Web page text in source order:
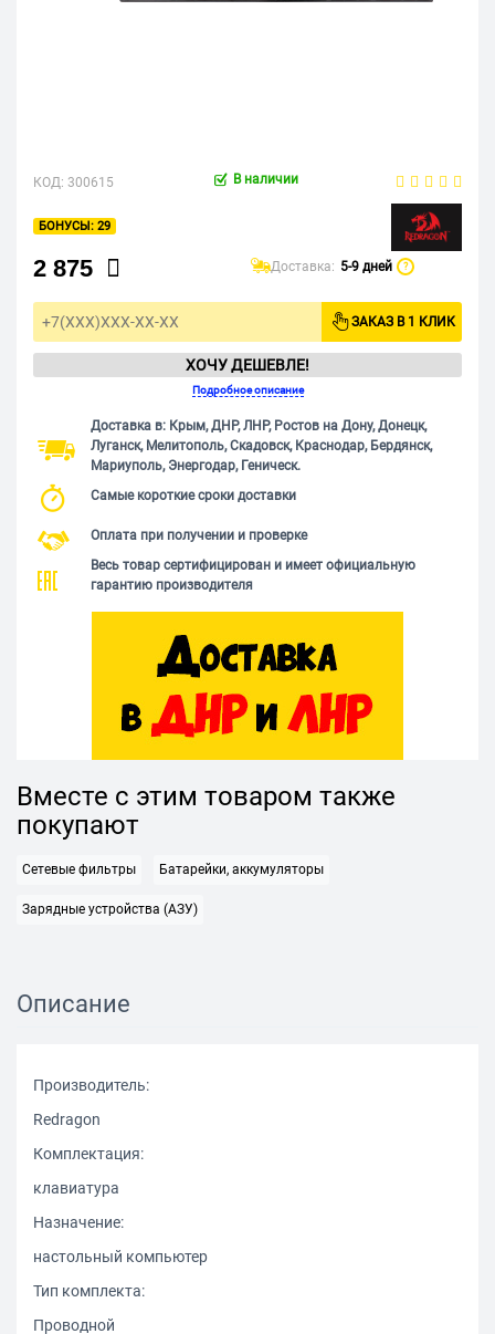
КОД: 300615 В наличии
29
2 875 Доставка: 5-9 дней ?
ЗАКАЗ В 1 КЛИК
ХОЧУ ДЕШЕВЛЕ!
Подробное описание
Доставка в: Крым, ДНР, ЛНР, Ростов на Дону, Донецк,
Луганск, Мелитополь, Скадовск, Краснодар, Бердянск,
Мариуполь, Энергодар, Геническ.
Самые короткие сроки доставки
Оплата при получении и проверке
Весь товар сертифицирован и имеет официальную
гарантию производителя
Вместе с этим товаром также
покупают
Сетевые фильтры Батарейки, аккумуляторы
Зарядные устройства (АЗУ)
Описание
Производитель:
Redragon
Комплектация:
клавиатура
Назначение:
настольный компьютер
Тип комплекта:
Проводной